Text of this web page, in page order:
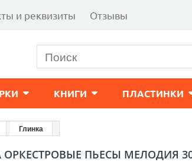
и реквизиты Отзывы
КНИГИ ПЛАСТИНКИ
Глинка
ПЬЕСЫ МЕЛОДИЯ 300